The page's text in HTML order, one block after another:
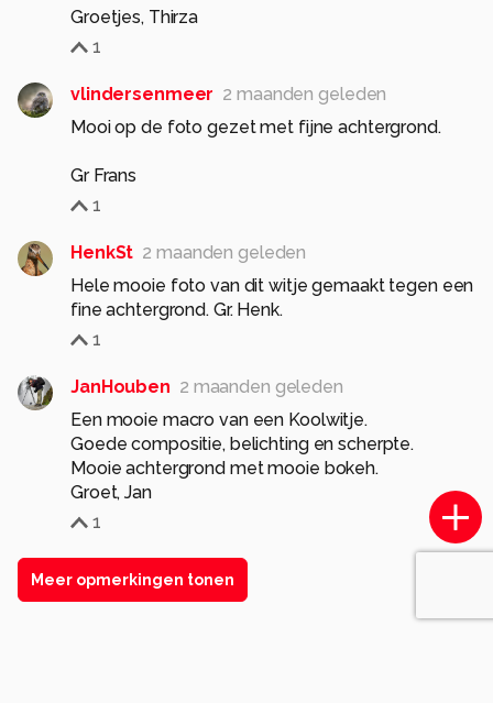
Groetjes, Thirza
1
vlindersenmeer 2 maanden geleden
Mooi op de foto gezet met fijne achtergrond.
Gr Frans
1
HenkSt 2 maanden geleden
Hele mooie foto van dit witje gemaakt tegen een
fine achtergrond. Gr. Henk.
1
JanHouben 2 maanden geleden
Een mooie macro van een Koolwitje.
Goede compositie, belichting en scherpte.
Mooie achtergrond met mooie bokeh.
Groet, Jan
1
Meer opmerkingen tonen